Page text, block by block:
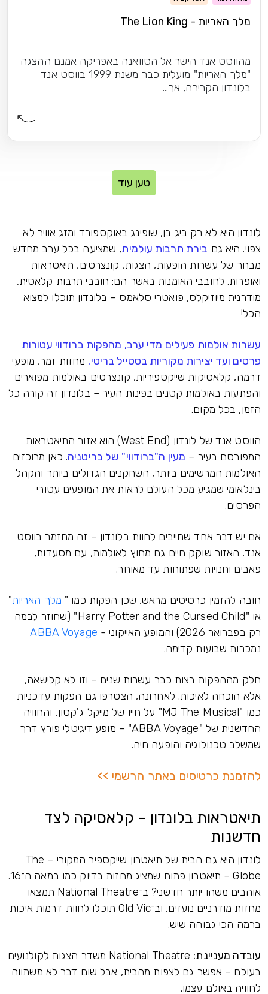
מלך האריות - The Lion King
מהווסט אנד הישר אל הסוואנה באפריקה אמנם ההצגה
"מלך האריות" מועלית כבר משנת 1999 בווסט אנד
בלונדון הקרירה, אך...
טען עוד
לונדון היא לא רק ביג בן, שופינג באוקספורד ומזג אוויר לא
צפוי. היא גם בירת תרבות עולמית, שמציעה בכל ערב מחדש
מבחר של עשרות הופעות, הצגות, קונצרטים, תיאטראות
ואופרות. לחובבי האומנות באשר הם: חובבי תרבות קלאסית,
מודרנית מיוזיקלס, פואטרי סלאמס – בלונדון תוכלו למצוא
הכל!
עשרות אולמות פעילים מדי ערב, מהפקות ברודווי עטורות
פרסים ועד יצירות מקוריות בסטייל בריטי. מחזות זמר, מופעי
דרמה, קלאסיקות שייקספיריות, קונצרטים באולמות מפוארים
והפתעות באולמות קטנים בפינות העיר – בלונדון זה קורה כל
הזמן, בכל מקום.
הווסט אנד של לונדון (West End) הוא אזור התיאטראות
המפורסם בעיר – מעין ה"ברודווי" של בריטניה. כאן מרוכזים
האולמות המרשימים ביותר, השחקנים הגדולים ביותר והקהל
בינלאומי שמגיע מכל העולם לראות את המופעים עטורי
הפרסים.
אם יש דבר אחד שחייבים לחוות בלונדון – זה מחזמר בווסט
אנד. האזור שוקק חיים גם מחוץ לאולמות, עם מסעדות,
פאבים וחנויות שפתוחות עד מאוחר.
חובה להזמין כרטיסים מראש, שכן הפקות כמו " מלך האריות"
או "Harry Potter and the Cursed Child" (שחוזר לבמה
רק בפברואר 2026) והמופע האייקוני -
ABBA Voyage
נמכרות שבועות קדימה.
חלק מההפקות רצות כבר עשרות שנים – וזו לא קלישאה,
אלא הוכחה לאיכות. לאחרונה, הצטרפו גם הפקות עדכניות
כמו "MJ The Musical" על חייו של מייקל ג'קסון, והחוויה
החדשנית של "ABBA Voyage" – מופע דיגיטלי פורץ דרך
שמשלב טכנולוגיה והופעה חיה.
להזמנת כרטיסים באתר הרשמי >>
תיאטראות בלונדון – קלאסיקה לצד
חדשנות
לונדון היא גם הבית של תיאטרון שייקספיר המקורי – The
Globe – תיאטרון פתוח שמציג מחזות בדיוק כמו במאה ה־16.
אוהבים משהו יותר חדשני? ב־National Theatre תמצאו
מחזות מודרניים נועזים, וב־Old Vic תוכלו לחוות דרמות איכות
ברמה הכי גבוהה שיש.
עובדה מעניינת:
National Theatre משדר הצגות לקולנועים
בעולם – אפשר גם לצפות מהבית, אבל שום דבר לא משתווה
לחוויה באולם עצמו.